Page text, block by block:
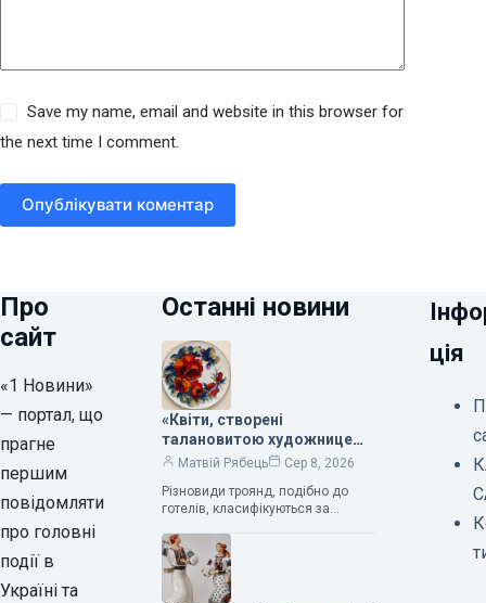
Save my name, email and website in this browser for
the next time I comment.
Опублікувати коментар
Про
сайт
«1 Новини»
— портал, що
прагне
першим
повідомляти
про головні
події в
Україні та
Останні новини
«Квіти, створені
талановитою художницею
Валентиною Трегубовою,
— колекціонерка Людмила
Карпінська-Романюк
Матвій Рябець
Сер 8, 2026
Різновиди троянд, подібно до
готелів, класифікуються за
класифікації квітів їх лише чотири.
Критерії оцінки включають
розмір…
ція